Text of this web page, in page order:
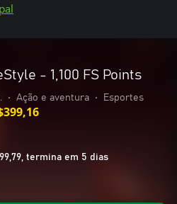
- 1,100 FS Points
• Ação e aventura • Esportes
termina em 5 dias